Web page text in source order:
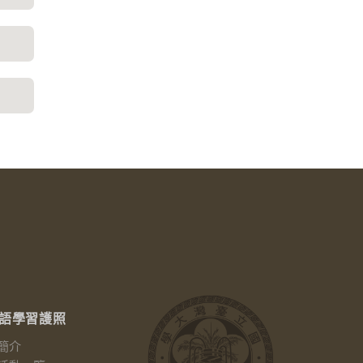
學習護照
介